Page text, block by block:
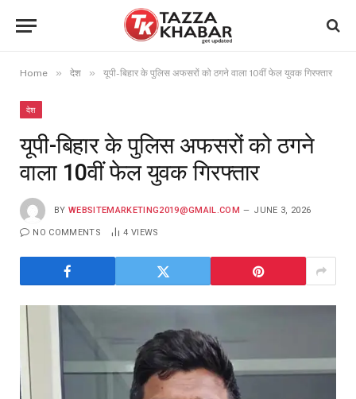
Home » देश » यूपी-बिहार के पुलिस अफसरों को ठगने वाला 10वीं फेल युवक गिरफ्तार
देश
यूपी-बिहार के पुलिस अफसरों को ठगने
वाला 10वीं फेल युवक गिरफ्तार
BY WEBSITEMARKETING2019@GMAIL.COM JUNE 3, 2026
NO COMMENTS 4 VIEWS